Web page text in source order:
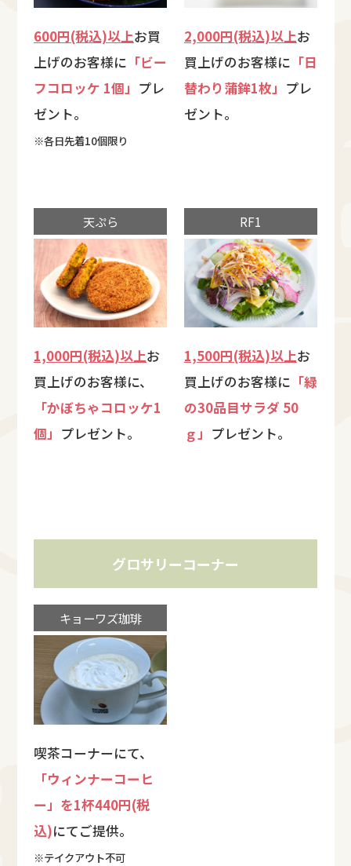
600円(税込)以上お買
上げのお客様に 「ビー
フコロッケ 1個」 プレ
ゼント。
※各日先着10個限り
2,000円(税込)以上お
買上げのお客様に 「日
替わり蒲鉾1枚」 プレ
ゼント。
天ぷら
1,000円(税込)以上お
買上げのお客様に、
「かぼちゃコロッケ1
個」 プレゼント。
RF1
1,500円(税込)以上お
買上げのお客様に 「緑
の30品目サラダ 50
ｇ」 プレゼント。
グロサリーコーナー
キョーワズ珈琲
喫茶コーナーにて、
「ウィンナーコーヒ
ー」を1杯440円(税
込)にてご提供。
※テイクアウト不可